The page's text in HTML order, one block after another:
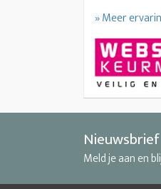
» Meer
Nieuwsbrief
Meld je aan en